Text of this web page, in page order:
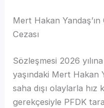
Mert Hakan
Cezası
Sözleşmesi 2026
yaşındaki Mert Hakan
saha dışı olaylarla hız
gerekçesiyle PFDK